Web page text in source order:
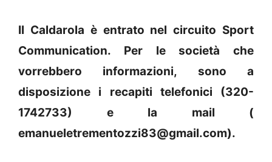
Il Caldarola è entrato nel circuito Sport
Communication. Per le società che
vorrebbero informazioni, sono a
disposizione i recapiti telefonici (320-
1742733) e la mail (
emanueletrementozzi83@gmail.com).